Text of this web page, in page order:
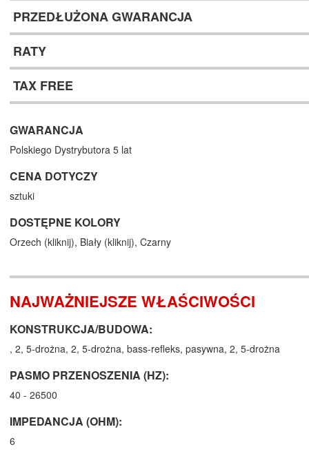
PRZEDŁUŻONA GWARANCJA
RATY
TAX FREE
GWARANCJA
Polskiego Dystrybutora 5 lat
CENA DOTYCZY
sztuki
DOSTĘPNE KOLORY
Orzech (kliknij), Biały (kliknij), Czarny
NAJWAŻNIEJSZE WŁAŚCIWOŚCI
KONSTRUKCJA/BUDOWA:
, 2, 5-drożna, 2, 5-drożna, bass-refleks, pasywna, 2, 5-drożna
PASMO PRZENOSZENIA (HZ):
40 - 26500
IMPEDANCJA (OHM):
6